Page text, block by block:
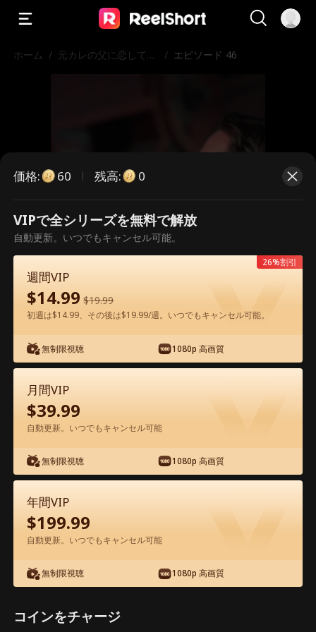
ホーム / 元カレの父に恋してし
/ エピソード 46
こちらは有料のエピソードです。視
聴いただくには解放が必要です。
60今すぐ解放
アプリ内で無料視聴可能
エピソード46 - 元カレの父に恋してしま
った 映画フル
45 46 47 48 49
価格: 60 残高: 0
VIPで全シリーズを無料で解放
自動更新。いつでもキャンセル可能。
週間VIP
$14.99 $19.99
初週は$14.99、その後は$19.99/週。いつでもキャンセル可能。
無制限視聴 1080p 高画質
26%割引
月間VIP
$39.99
自動更新。いつでもキャンセル可能
無制限視聴 1080p 高画質
年間VIP
$199.99
自動更新。いつでもキャンセル可能
無制限視聴 1080p 高画質
コインをチャージ